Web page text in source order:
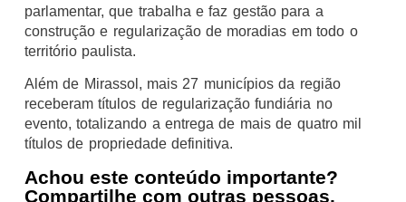
parlamentar, que trabalha e faz gestão para a
construção e regularização de moradias em todo o
território paulista.
Além de Mirassol, mais 27 municípios da região
receberam títulos de regularização fundiária no
evento, totalizando a entrega de mais de quatro mil
títulos de propriedade definitiva.
Achou este conteúdo importante?
Compartilhe com outras pessoas.